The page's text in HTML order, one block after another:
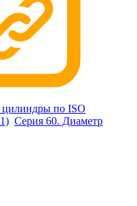
цилиндры по ISO
Серия 60. Диаметр